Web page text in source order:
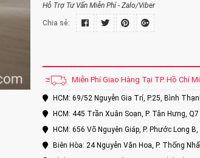
Hỗ Trợ Tư Vấn Miễn Phí - Zalo/Viber
Chia sẻ:
Miễn Phí Giao Hàng Tại TP. Hồ Chí
HCM: 69/52 Nguyễn Gia Trí, P.25, Bình
HCM: 445 Trần Xuân Soạn, P. Tân Hưng, Q7
HCM: 656 Võ Nguyên Giáp, P. Phước Long
Biên Hòa: 24 Nguyễn Văn Hoa, P. Thống